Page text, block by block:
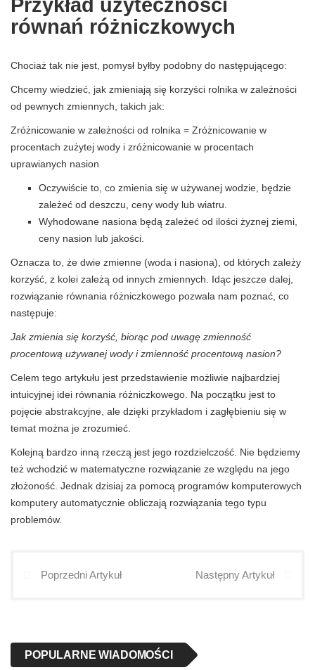
Przykład użyteczności
równań różniczkowych
Chociaż tak nie jest, pomysł byłby podobny do następującego:
Chcemy wiedzieć, jak zmieniają się korzyści rolnika w zależności
od pewnych zmiennych, takich jak:
Zróżnicowanie w zależności od rolnika = Zróżnicowanie w
procentach zużytej wody i zróżnicowanie w procentach
uprawianych nasion
Oczywiście to, co zmienia się w używanej wodzie, będzie
zależeć od deszczu, ceny wody lub wiatru.
Wyhodowane nasiona będą zależeć od ilości żyznej ziemi,
ceny nasion lub jakości.
Oznacza to, że dwie zmienne (woda i nasiona), od których zależy
korzyść, z kolei zależą od innych zmiennych. Idąc jeszcze dalej,
rozwiązanie równania różniczkowego pozwala nam poznać, co
następuje:
Jak zmienia się korzyść, biorąc pod uwagę zmienność
procentową używanej wody i zmienność procentową nasion?
Celem tego artykułu jest przedstawienie możliwie najbardziej
intuicyjnej idei równania różniczkowego. Na początku jest to
pojęcie abstrakcyjne, ale dzięki przykładom i zagłębieniu się w
temat można je zrozumieć.
Kolejną bardzo inną rzeczą jest jego rozdzielczość. Nie będziemy
też wchodzić w matematyczne rozwiązanie ze względu na jego
złożoność. Jednak dzisiaj za pomocą programów komputerowych
komputery automatycznie obliczają rozwiązania tego typu
problemów.
Poprzedni Artykuł Następny Artykuł
POPULARNE WIADOMOŚCI